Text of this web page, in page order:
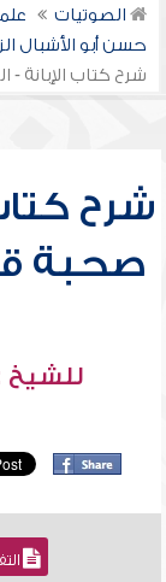
الصوتيات
حسن أبو الأشبال
شرح كتاب الإبانة
شرح
صحبة
للشيخ